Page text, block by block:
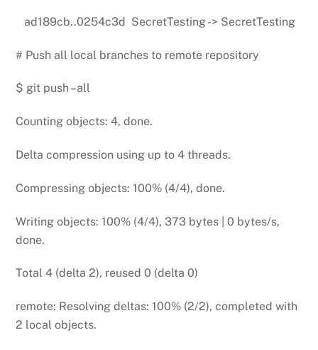
ad189cb..0254c3d SecretTesting -> SecretTesting
# Push all local branches to remote repository
$ git push –all
Counting objects: 4, done.
Delta compression using up to 4 threads.
Compressing objects: 100% (4/4), done.
Writing objects: 100% (4/4), 373 bytes | 0 bytes/s,
done.
Total 4 (delta 2), reused 0 (delta 0)
remote: Resolving deltas: 100% (2/2), completed with
2 local objects.